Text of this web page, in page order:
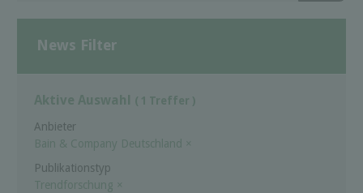
News Filter
Aktive Auswahl ( 1 Treffer )
Anbieter
Bain & Company Deutschland ×
Publikationstyp
Trendforschung ×